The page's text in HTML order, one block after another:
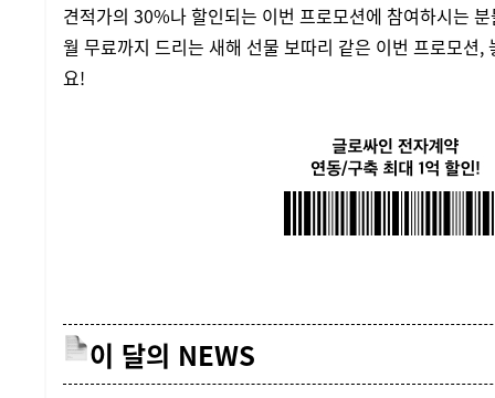
견적가의 30%나 할인되는 이번 프로모션에 참여하시는
월 무료까지 드리는 새해 선물 보따리 같은 이번 프로모션,
요!
이 달의 NEWS